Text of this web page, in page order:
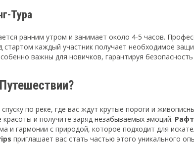
Тура
ранним утром и занимает около 4-5 часов.
стартом каждый участник получает необходимое
важны для новичков, гарантируя
по реке, где вас ждут крутые пороги и
и получите заряд незабываемых эмоций.
и гармонии с природой, которое подходит для
приглашает вас стать частью этого уникального